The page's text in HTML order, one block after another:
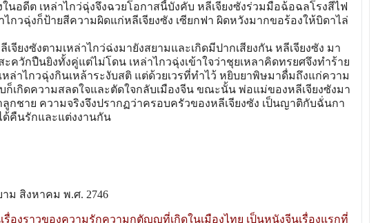
ในอดีต เหล่าไกว่ฉุ่งจึงฉวยโอกาสนี้บังคับ หลีเจียงซังร่วมมือฉ้อฉลโรงสีไฟ
ไกวฉุ่งก็ป้ายสีความผิดแก่หลีเจียงซัง เซียกฟา ผิดหวังมากขอร้องให้บิดาไล่
เจียงซังตามเหล่าไกว่ฉ่งมายังสยามและเกิดมีปากเสียงกัน หลีเจียงซัง มา
ควักปืนยิงทั้งคู่แต่ไม่โดน เหล่าไกวฉุ่งเข้าใจว่าชุยเหลาคิดทรยศจึงทําร้าย
หล่าไกวฉุ่งกินเหล้าระงับสติ แต่ด้วยเวรที่ทําไว้ หยิบยาพิษมาดื่มถึงแก่ความ
ก็เกิดความสลดใจและตัดใจกลับเมืองจีน ขณะนั้น พ่อแม่ของหลีเจียงซังมา
กชาย ความจริงจึงปรากฏว่าครอบครัวของหลีเจียงซัง เป็นญาติกับฉั่นกา
ด้คืนรักและแต่งงานกัน
ม สิงหาคม พ.ศ. 2746
รื่องราวของความรักความกตัญญููที่เกิดในเมืองไทย เป็นหนังจีนเรื่องแรกที่